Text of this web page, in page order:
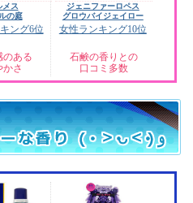
メス
の庭
ング6位
のある
かさ
ジェニファーロペス
グロウバイジェイロー
女性ランキング10位
石鹸の香りとの
口コミ多数